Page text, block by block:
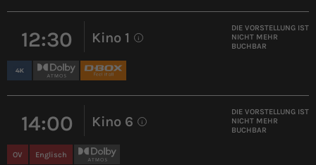
12:30 Kino 1 i
DIE VORSTELLUNG IST
NICHT MEHR
BUCHBAR
14:00 Kino 6 i
OV Englisch
DIE VORSTELLUNG IST
NICHT MEHR
BUCHBAR